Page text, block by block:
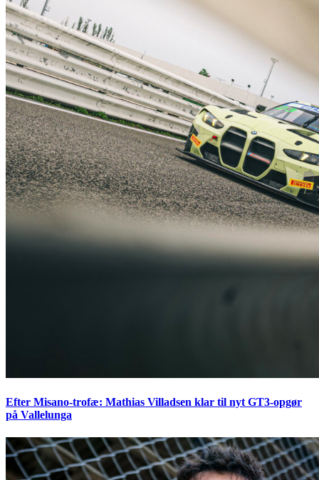
Efter Misano-trofæ: Mathias Villadsen klar til nyt GT3-opgør
på Vallelunga